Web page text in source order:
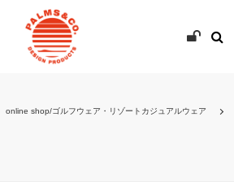
online shop/ゴルフウェア・リゾートカジュアルウェア